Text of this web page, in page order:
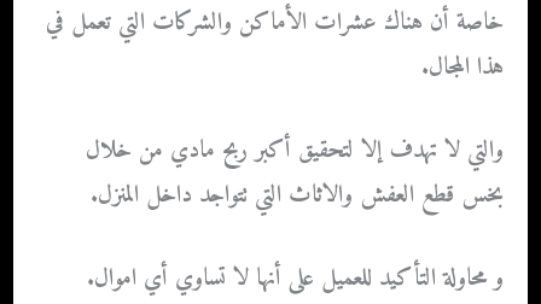
خاصة أن هناك عشرات الأماكن والشركات التي تعمل في
هذا المجال.
والتي لا تهدف إلا لتحقيق أكبر ربح مادي من خلال
بخس قطع العفش والاثاث التي تتواجد داخل المنزل.
و محاولة التأكيد للعميل على أنها لا تساوي أي اموال.